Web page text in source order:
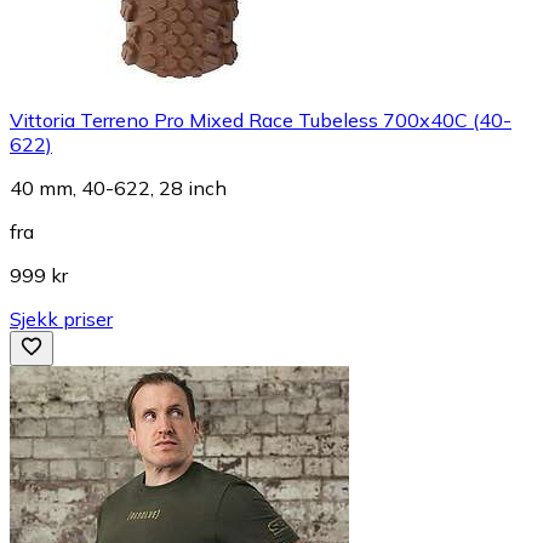
Vittoria Terreno Pro Mixed Race Tubeless 700x40C (40-
622)
40 mm, 40-622, 28 inch
fra
999 kr
Sjekk priser